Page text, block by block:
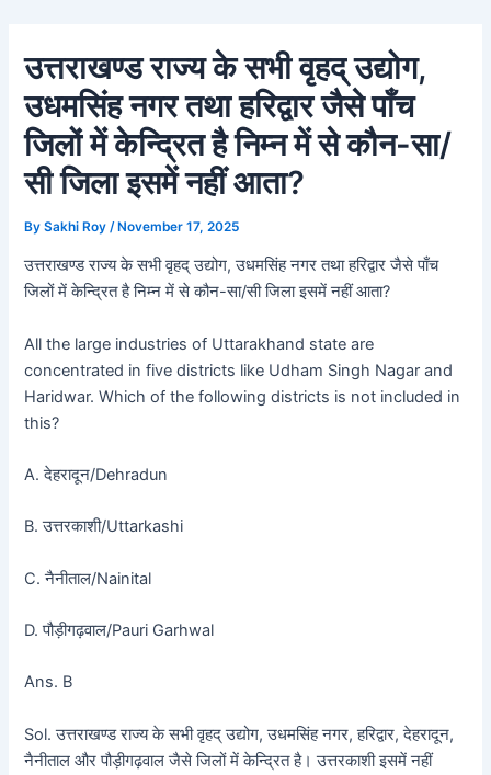
content
उत्तराखण्ड राज्य के सभी वृहद् उद्योग,
उधमसिंह नगर तथा हरिद्वार जैसे पाँच
जिलों में केन्द्रित है निम्न में से कौन-सा/
सी जिला इसमें नहीं आता?
BySakhi Roy /November 17, 2025
उत्तराखण्ड राज्य के सभी वृहद् उद्योग, उधमसिंह नगर तथा हरिद्वार जैसे पाँच
जिलों में केन्द्रित है निम्न में से कौन-सा/सी जिला इसमें नहीं आता?
All the large industries of Uttarakhand state are
concentrated in five districts like Udham Singh Nagar and
Haridwar. Which of the following districts is not included in
this?
A. देहरादून/Dehradun
B. उत्तरकाशी/Uttarkashi
C. नैनीताल/Nainital
D. पौड़ीगढ़वाल/Pauri Garhwal
Ans. B
Sol. उत्तराखण्ड राज्य के सभी वृहद् उद्योग, उधमसिंह नगर, हरिद्वार, देहरादून,
नैनीताल और पौड़ीगढ़वाल जैसे जिलों में केन्द्रित है। उत्तरकाशी इसमें नहीं